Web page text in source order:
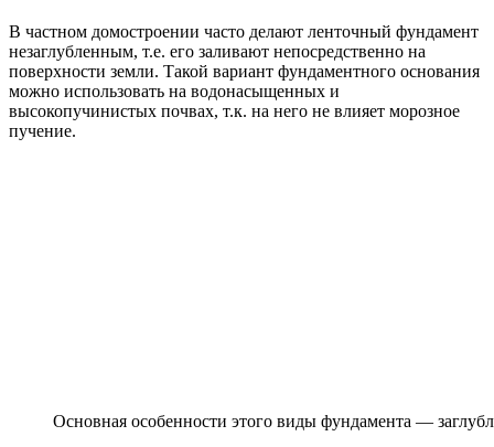
В частном домостроении часто делают ленточный фундамент
незаглубленным, т.е. его заливают непосредственно на
поверхности земли. Такой вариант фундаментного основания
можно использовать на водонасыщенных и
высокопучинистых почвах, т.к. на него не влияет морозное
пучение.
Основная особенности этого виды фундамента —